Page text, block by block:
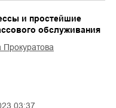
03:37
и простейшие
обслуживания